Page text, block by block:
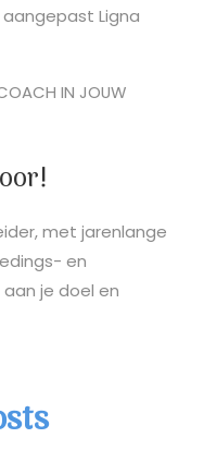
Ligna
IN JOUW
met jarenlange
en
je doel en